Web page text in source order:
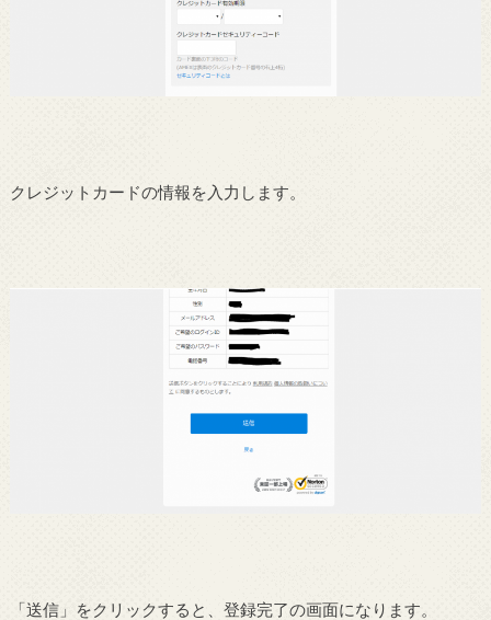
クレジットカードの情報を入力します。
「送信」をクリックすると、登録完了の画面になります。